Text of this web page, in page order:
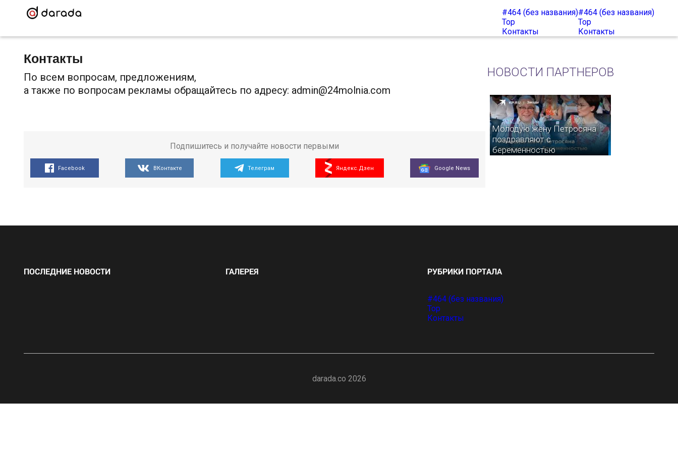
#464 (без названия)
Top
Контакты
#464 (без названия)
Top
Контакты
Контакты
По всем вопросам, предложениям,
а также по вопросам рекламы обращайтесь по адресу: admin@24molnia.com
Подпишитесь и получайте новости первыми
Facebook ВКонтакте Телеграм Яндекс.Дзен Google News
НОВОСТИ ПАРТНЕРОВ
Молодую жену Петросяна
поздравляют с
беременностью
ПОСЛЕДНИЕ НОВОСТИ ГАЛЕРЕЯ РУБРИКИ ПОРТАЛА
#464 (без названия)
Top
Контакты
darada.co 2026